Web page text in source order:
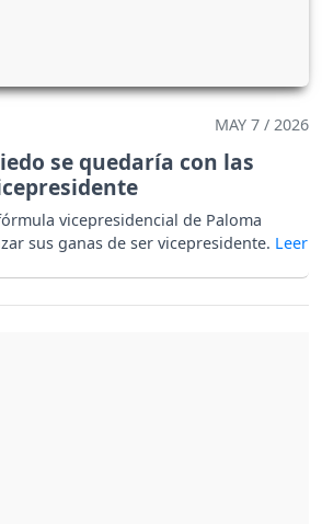
MAY 7 / 2026
se quedaría con las
vicepresidencial de Paloma
sus ganas de ser vicepresidente.